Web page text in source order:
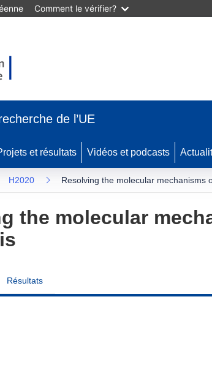
Comment le vérifier?
de l’UE
et résultats Vidéos et podcasts
H2020 Resolving the molecular mechanisms
the molecular
Résultats